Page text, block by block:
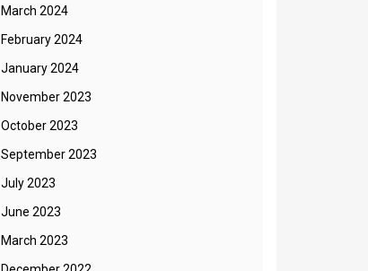
March 2024
February 2024
January 2024
November 2023
October 2023
September 2023
July 2023
June 2023
March 2023